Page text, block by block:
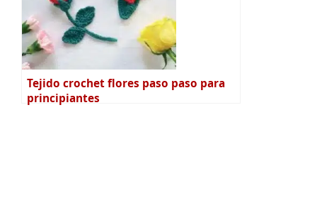
Tejido crochet flores paso paso para
principiantes